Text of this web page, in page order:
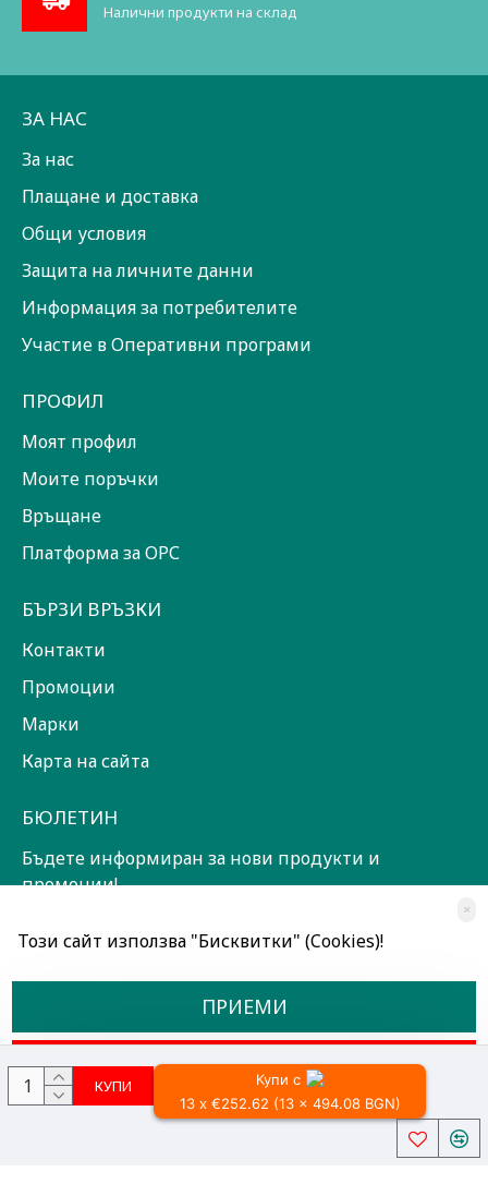
КУПИ
Купи с
13 x €252.62 (13 x 494.08 BGN)
Налични продукти на склад
ЗА НАС
За нас
Плащане и доставка
Общи условия
Защита на личните данни
Информация за потребителите
Участие в Оперативни програми
ПРОФИЛ
Моят профил
Моите поръчки
Връщане
Платформа за ОРС
БЪРЗИ ВРЪЗКИ
Контакти
Промоции
Марки
Карта на сайта
БЮЛЕТИН
Бъдете информиран за нови продукти и
промоции!
Прочетох и съм съгласен сОбщи условия
Всички права запазени © 2024, Радославов Мюзик Център
×
Този сайт използва "Бисквитки" (Cookies)!
ПРИЕМИ
ОТКАЖИ